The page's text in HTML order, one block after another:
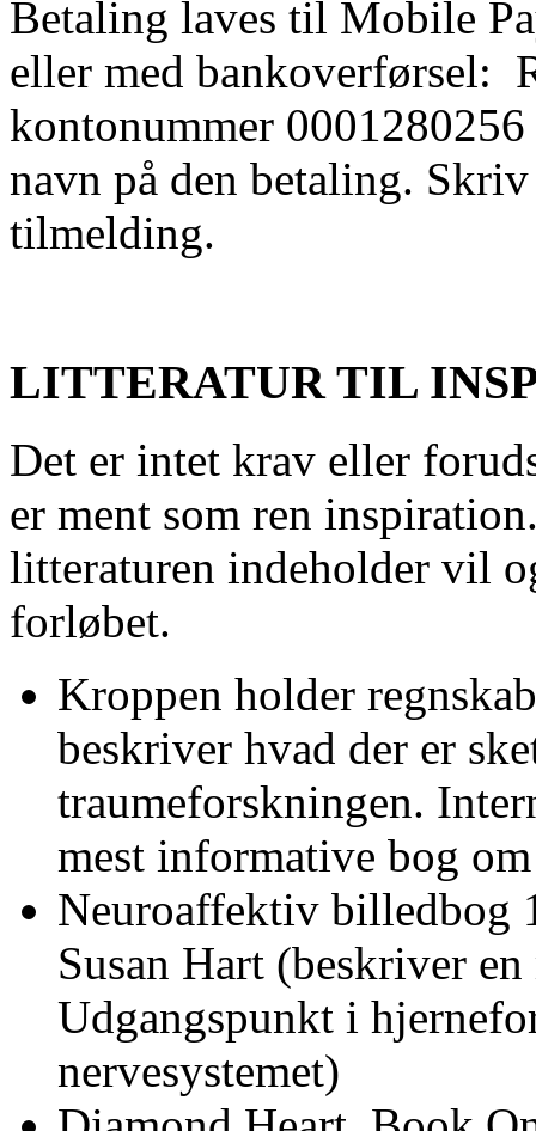
Betaling laves til Mobile
eller med bankoverførsel:
kontonummer
navn på den betaling.
tilmelding.
LITTERATUR TIL
Det er intet krav eller
er ment som ren
litteraturen indeholder vil
forløbet.
Kroppen holder
beskriver hvad der er
traumeforskningen.
mest informative bog
Neuroaffektiv billedbog
Susan Hart (beskriver
Udgangspunkt i
nervesystemet)